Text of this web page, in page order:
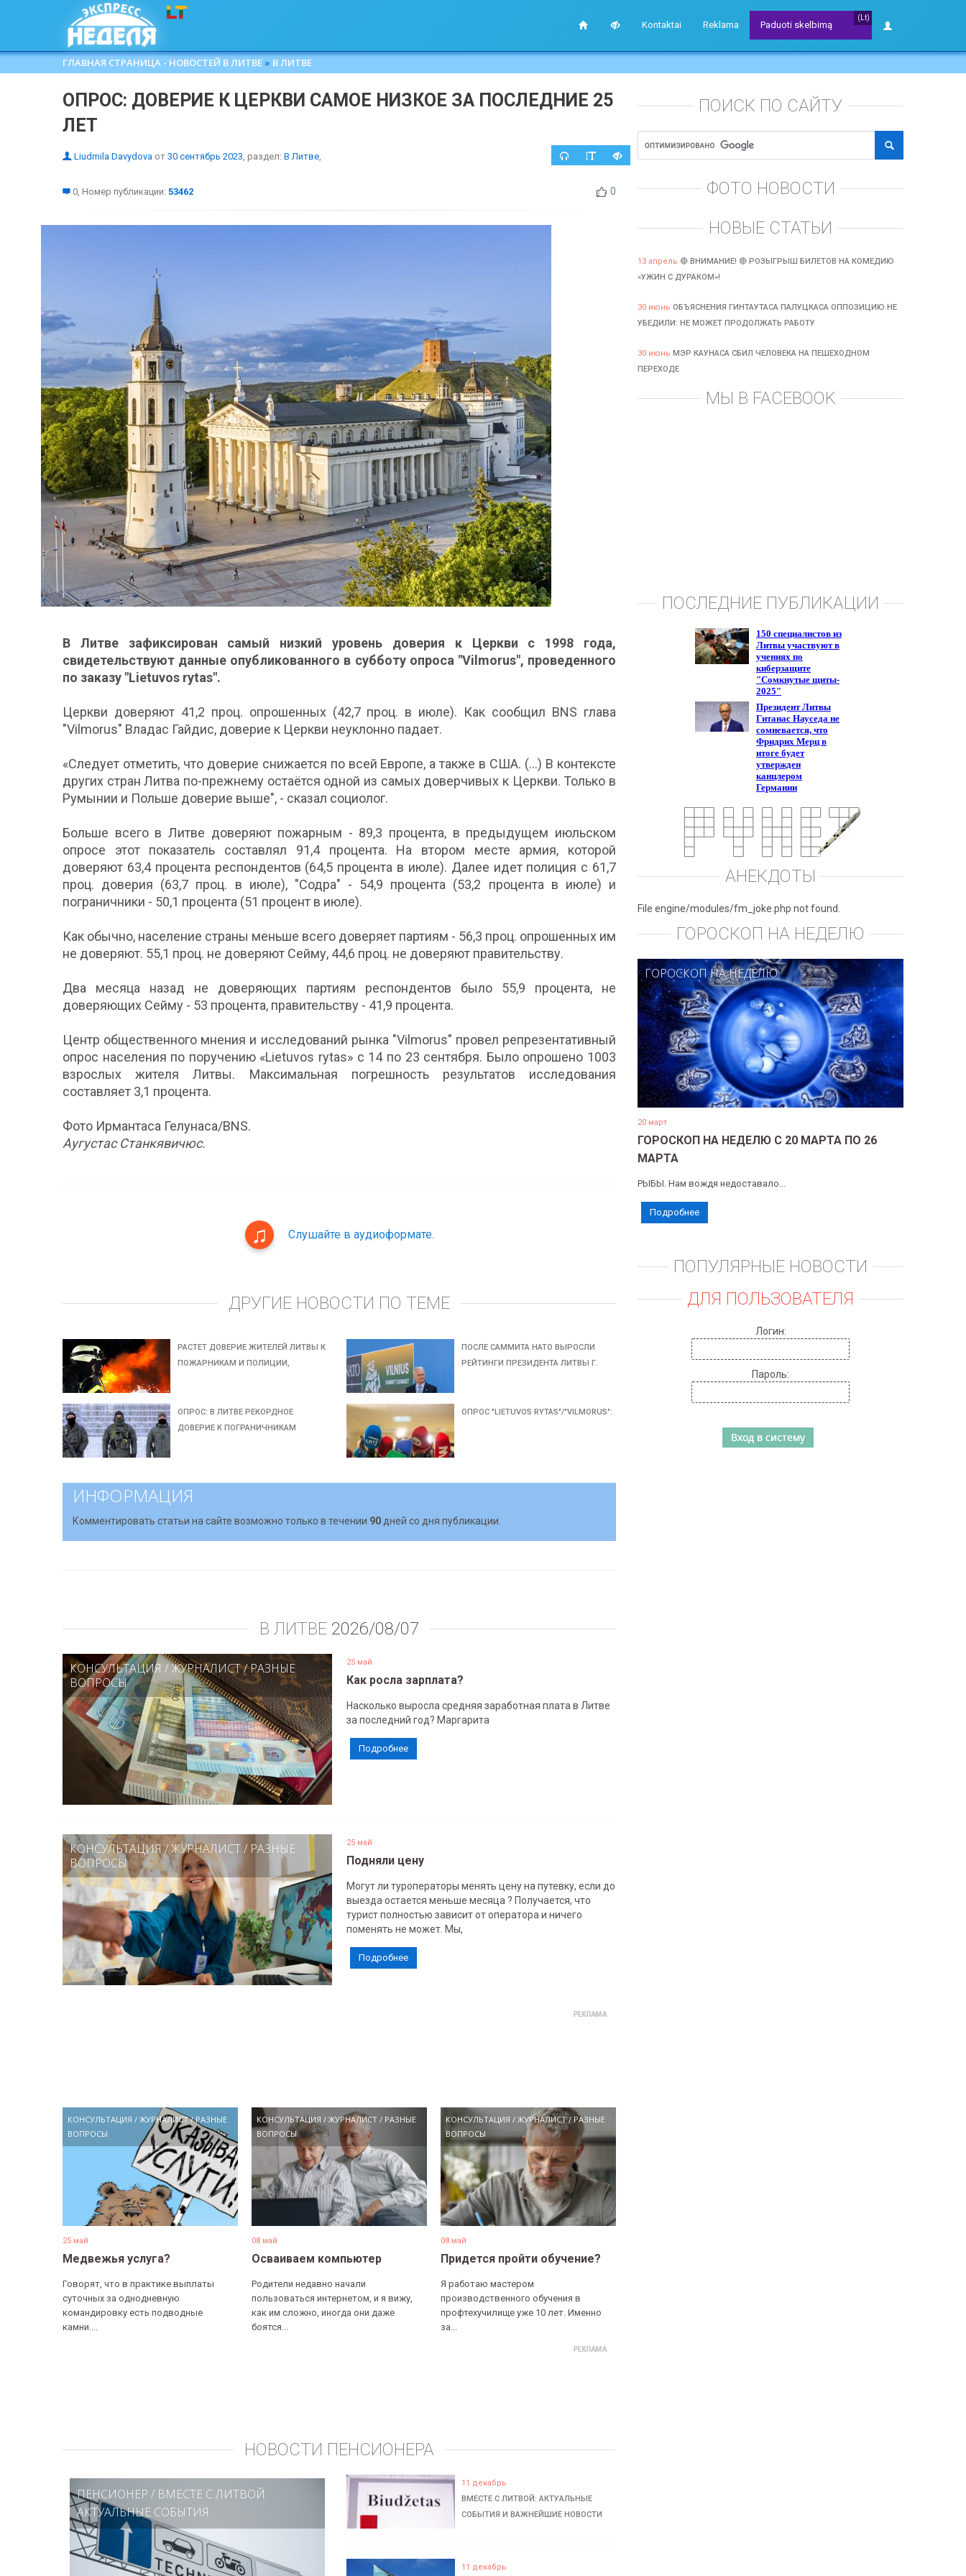
Kontaktai Reklama
(Lt)
Paduoti skelbimą
ГЛАВНАЯ СТРАНИЦА - НОВОСТЕЙ В ЛИТВЕ » В ЛИТВЕ
ОПРОС: ДОВЕРИЕ К ЦЕРКВИ САМОЕ НИЗКОЕ ЗА ПОСЛЕДНИЕ 25
ЛЕТ
Liudmila Davydova от 30 сентябрь 2023, раздел: В Литве,
0, Номер публикации: 53462 0
В Литве зафиксирован самый низкий уровень доверия к Церкви с 1998 года,
свидетельствуют данные опубликованного в субботу опроса "Vilmorus", проведенного
по заказу "Lietuvos rytas".
Церкви доверяют 41,2 проц. опрошенных (42,7 проц. в июле). Как сообщил BNS глава
"Vilmorus" Владас Гайдис, доверие к Церкви неуклонно падает.
«Следует отметить, что доверие снижается по всей Европе, а также в США. (...) В контексте
других стран Литва по-прежнему остаётся одной из самых доверчивых к Церкви. Только в
Румынии и Польше доверие выше", - сказал социолог.
Больше всего в Литве доверяют пожарным - 89,3 процента, в предыдущем июльском
опросе этот показатель составлял 91,4 процента. На втором месте армия, которой
доверяют 63,4 процента респондентов (64,5 процента в июле). Далее идет полиция с 61,7
проц. доверия (63,7 проц. в июле), "Содра" - 54,9 процента (53,2 процента в июле) и
пограничники - 50,1 процента (51 процент в июле).
Как обычно, население страны меньше всего доверяет партиям - 56,3 проц. опрошенных им
не доверяют. 55,1 проц. не доверяют Сейму, 44,6 проц. не доверяют правительству.
Два месяца назад не доверяющих партиям респондентов было 55,9 процента, не
доверяющих Сейму - 53 процента, правительству - 41,9 процента.
Центр общественного мнения и исследований рынка "Vilmorus" провел репрезентативный
опрос населения по поручению «Lietuvos rytas» с 14 по 23 сентября. Было опрошено 1003
взрослых жителя Литвы. Максимальная погрешность результатов исследования
составляет 3,1 процента.
Фото Ирмантаса Гелунаса/BNS.
Аугустас Станкявичюс.
Слушайте в аудиоформате.
ДРУГИЕ НОВОСТИ ПО ТЕМЕ
РАСТЕТ ДОВЕРИЕ ЖИТЕЛЕЙ ЛИТВЫ К
ПОЖАРНИКАМ И ПОЛИЦИИ,
ПОСЛЕ САММИТА НАТО ВЫРОСЛИ
РЕЙТИНГИ ПРЕЗИДЕНТА ЛИТВЫ Г.
ОПРОС: В ЛИТВЕ РЕКОРДНОЕ
ДОВЕРИЕ К ПОГРАНИЧНИКАМ
ОПРОС "LIETUVOS RYTAS"/"VILMORUS":
ИНФОРМАЦИЯ
Комментировать статьи на сайте возможно только в течении 90 дней со дня публикации.
В ЛИТВЕ 2026/08/07
КОНСУЛЬТАЦИЯ /ЖУРНАЛИСТ/РАЗНЫЕ
ВОПРОСЫ
25 май
Как росла зарплата?
Насколько выросла средняя заработная плата в Литве
за последний год? Маргарита
Подробнее
КОНСУЛЬТАЦИЯ/ЖУРНАЛИСТ/ РАЗНЫЕ
ВОПРОСЫ
25 май
Подняли цену
Могут ли туроператоры менять цену на путевку, если до
выезда остается меньше месяца ? Получается, что
турист полностью зависит от оператора и ничего
поменять не может. Мы,
Подробнее
КОНСУЛЬТАЦИЯ / ЖУРНАЛИСТ/РАЗНЫЕ
ВОПРОСЫ
25 май
Медвежья услуга?
Говорят, что в практике выплаты
суточных за однодневную
командировку есть подводные
камни....
КОНСУЛЬТАЦИЯ /ЖУРНАЛИСТ / РАЗНЫЕ
ВОПРОСЫ
08 май
Осваиваем компьютер
Родители недавно начали
пользоваться интернетом, и я вижу,
как им сложно, иногда они даже
боятся...
КОНСУЛЬТАЦИЯ /ЖУРНАЛИСТ/ РАЗНЫЕ
ВОПРОСЫ
08 май
Придется пройти обучение?
Я работаю мастером
производственного обучения в
профтехучилище уже 10 лет. Именно
за...
НОВОСТИ ПЕНСИОНЕРА
ПЕНСИОНЕР / ВМЕСТЕ С ЛИТВОЙ:
АКТУАЛЬНЫЕ СОБЫТИЯ
11 декабрь
ВМЕСТЕ С ЛИТВОЙ: АКТУАЛЬНЫЕ
СОБЫТИЯ И ВАЖНЕЙШИЕ НОВОСТИ
11 декабрь
ПОИСК ПО САЙТУ
ФОТО НОВОСТИ
НОВЫЕ СТАТЬИ
13 апрель 🔴 ВНИМАНИЕ! 🔴 РОЗЫГРЫШ БИЛЕТОВ НА КОМЕДИЮ
«УЖИН С ДУРАКОМ»!
30 июнь ОБЪЯСНЕНИЯ ГИНТАУТАСА ПАЛУЦКАСА ОППОЗИЦИЮ НЕ
УБЕДИЛИ: НЕ МОЖЕТ ПРОДОЛЖАТЬ РАБОТУ
30 июнь МЭР КАУНАСА СБИЛ ЧЕЛОВЕКА НА ПЕШЕХОДНОМ
ПЕРЕХОДЕ
МЫ В FACEBOOK
ПОСЛЕДНИЕ ПУБЛИКАЦИИ
АНЕКДОТЫ
File engine/modules/fm_joke.php not found.
ГОРОСКОП НА НЕДЕЛЮ
ГОРОСКОП НА НЕДЕЛЮ
20 март
ГОРОСКОП НА НЕДЕЛЮ С 20 МАРТА ПО 26
МАРТА
РЫБЫ. Нам вождя недоставало...
Подробнее
ПОПУЛЯРНЫЕ НОВОСТИ
ДЛЯ ПОЛЬЗОВАТЕЛЯ
Логин:
Пароль: